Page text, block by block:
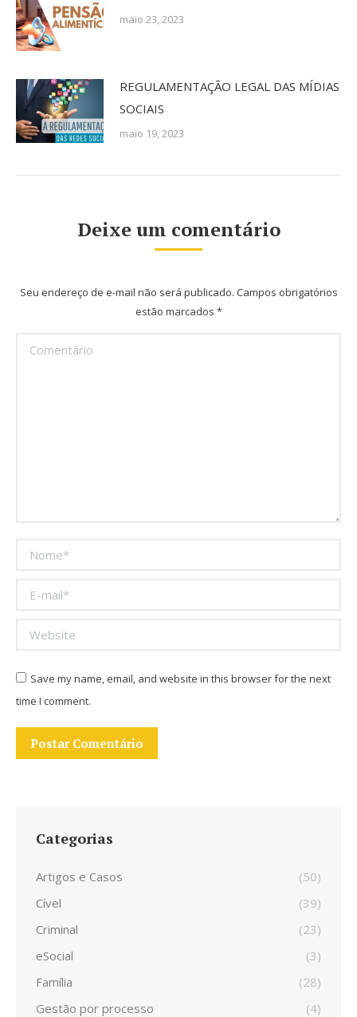
maio 23, 2023
REGULAMENTAÇÃO LEGAL DAS MÍDIAS
SOCIAIS
maio 19, 2023
Deixe um comentário
Seu endereço de e-mail não será publicado. Campos obrigatórios
estão marcados *
Comentário
Nome *
E-mail *
Website
Save my name, email, and website in this browser for the next
time I comment.
Postar Comentário
Categorias
Artigos e Casos
(50)
Cível
(39)
Criminal
(23)
eSocial
(3)
Família
(28)
Gestão por processo
(4)